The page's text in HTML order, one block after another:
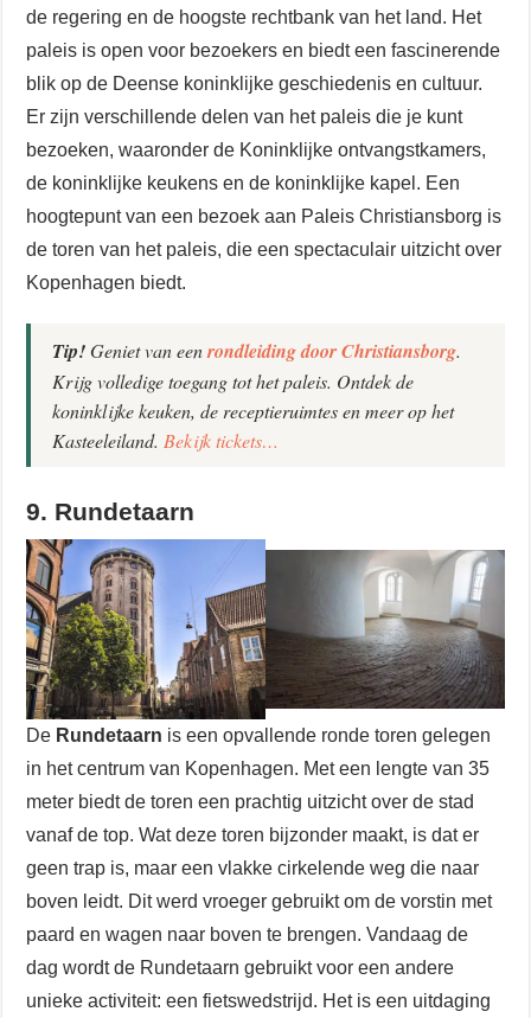
de regering en de hoogste rechtbank van het land. Het
paleis is open voor bezoekers en biedt een fascinerende
blik op de Deense koninklijke geschiedenis en cultuur.
Er zijn verschillende delen van het paleis die je kunt
bezoeken, waaronder de Koninklijke ontvangstkamers,
de koninklijke keukens en de koninklijke kapel. Een
hoogtepunt van een bezoek aan Paleis Christiansborg is
de toren van het paleis, die een spectaculair uitzicht over
Kopenhagen biedt.
Tip!Geniet van eenrondleiding door Christiansborg.
Krijg volledige toegang tot het paleis. Ontdek de
koninklijke keuken, de receptieruimtes en meer op het
Kasteeleiland.Bekijk tickets…
9. Rundetaarn
De Rundetaarn is een opvallende ronde toren gelegen
in het centrum van Kopenhagen. Met een lengte van 35
meter biedt de toren een prachtig uitzicht over de stad
vanaf de top. Wat deze toren bijzonder maakt, is dat er
geen trap is, maar een vlakke cirkelende weg die naar
boven leidt. Dit werd vroeger gebruikt om de vorstin met
paard en wagen naar boven te brengen. Vandaag de
dag wordt de Rundetaarn gebruikt voor een andere
unieke activiteit: een fietswedstrijd. Het is een uitdaging